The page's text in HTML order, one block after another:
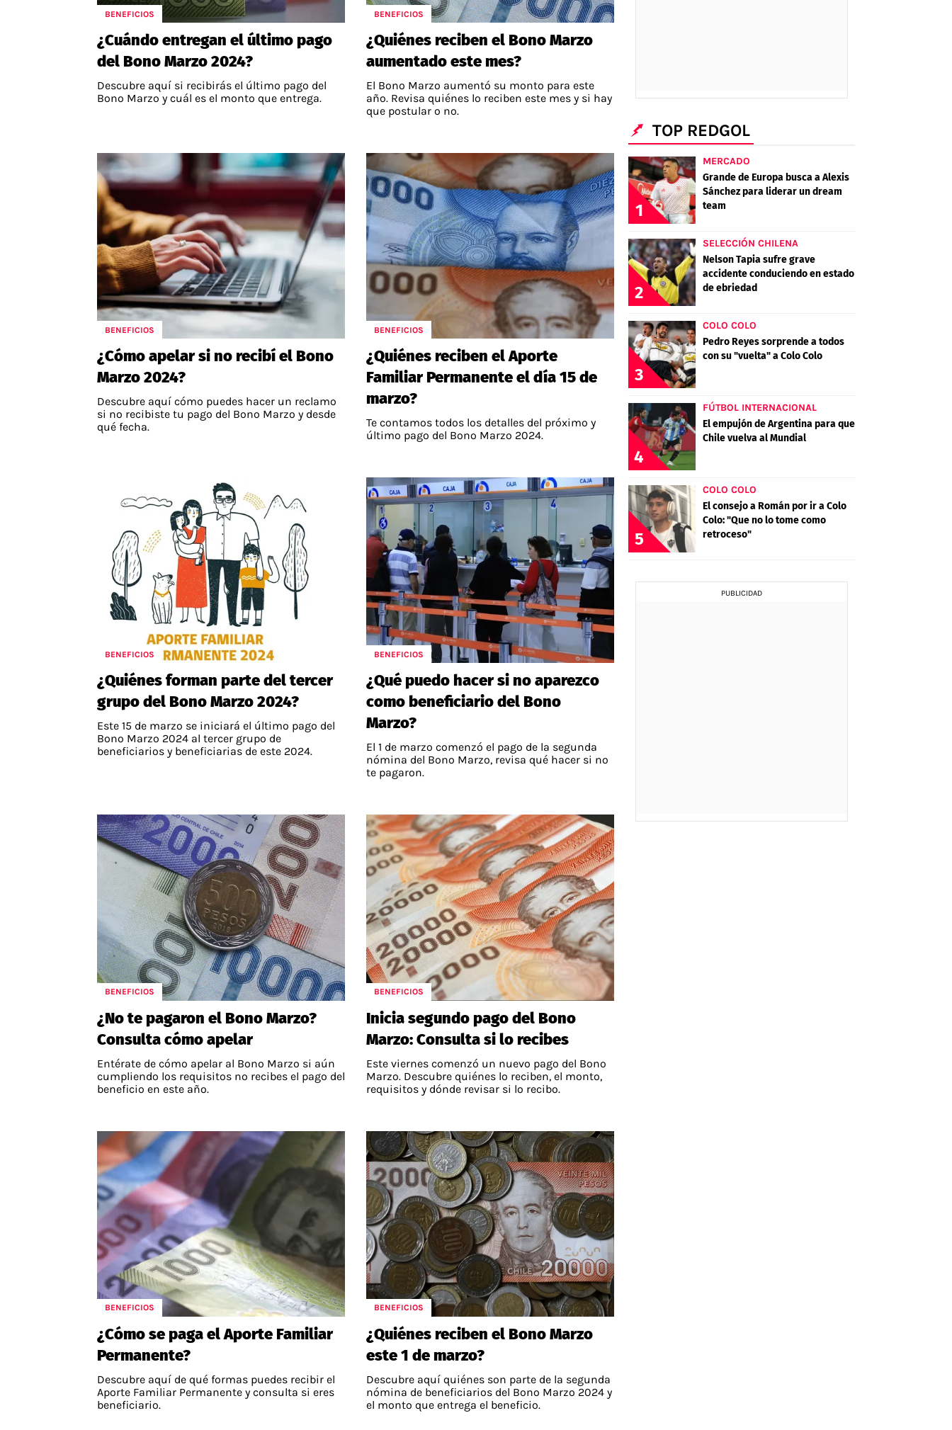
BENEFICIOS
¿Cuándo entregan el último pago
del Bono Marzo 2024?
Descubre aquí si recibirás el último pago del
Bono Marzo y cuál es el monto que entrega.
BENEFICIOS
¿Quiénes reciben el Bono Marzo
aumentado este mes?
El Bono Marzo aumentó su monto para este
año. Revisa quiénes lo reciben este mes y si hay
que postular o no.
BENEFICIOS
¿Cómo apelar si no recibí el Bono
Marzo 2024?
Descubre aquí cómo puedes hacer un reclamo
si no recibiste tu pago del Bono Marzo y desde
qué fecha.
BENEFICIOS
¿Quiénes reciben el Aporte
Familiar Permanente el día 15 de
marzo?
Te contamos todos los detalles del próximo y
último pago del Bono Marzo 2024.
BENEFICIOS
¿Quiénes forman parte del tercer
grupo del Bono Marzo 2024?
Este 15 de marzo se iniciará el último pago del
Bono Marzo 2024 al tercer grupo de
beneficiarios y beneficiarias de este 2024.
BENEFICIOS
¿Qué puedo hacer si no aparezco
como beneficiario del Bono
Marzo?
El 1 de marzo comenzó el pago de la segunda
nómina del Bono Marzo, revisa qué hacer si no
te pagaron.
BENEFICIOS
¿No te pagaron el Bono Marzo?
Consulta cómo apelar
Entérate de cómo apelar al Bono Marzo si aún
cumpliendo los requisitos no recibes el pago del
beneficio en este año.
BENEFICIOS
Inicia segundo pago del Bono
Marzo: Consulta si lo recibes
Este viernes comenzó un nuevo pago del Bono
Marzo. Descubre quiénes lo reciben, el monto,
requisitos y dónde revisar si lo recibo.
BENEFICIOS
¿Cómo se paga el Aporte Familiar
Permanente?
Descubre aquí de qué formas puedes recibir el
Aporte Familiar Permanente y consulta si eres
beneficiario.
BENEFICIOS
¿Quiénes reciben el Bono Marzo
este 1 de marzo?
Descubre aquí quiénes son parte de la segunda
nómina de beneficiarios del Bono Marzo 2024 y
el monto que entrega el beneficio.
TOP REDGOL
1
MERCADO
Grande de Europa busca a Alexis
Sánchez para liderar un dream
team
2
SELECCIÓN CHILENA
Nelson Tapia sufre grave
accidente conduciendo en estado
de ebriedad
3
COLO COLO
Pedro Reyes sorprende a todos
con su "vuelta" a Colo Colo
4
FÚTBOL INTERNACIONAL
El empujón de Argentina para que
Chile vuelva al Mundial
5
COLO COLO
El consejo a Román por ir a Colo
Colo: "Que no lo tome como
retroceso"